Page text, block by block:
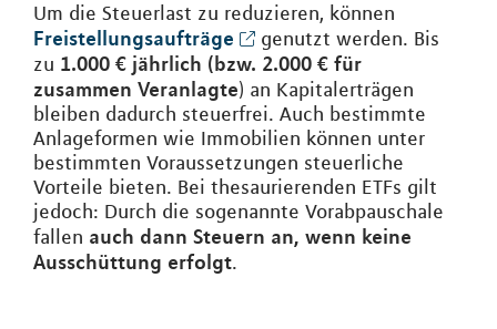
Um die Steuerlast zu reduzieren, können
Freistellungsaufträge
genutzt werden. Bis
zu 1.000 € jährlich (bzw. 2.000 € für
zusammen Veranlagte) an Kapitalerträgen
bleiben dadurch steuerfrei. Auch bestimmte
Anlageformen wie Immobilien können unter
bestimmten Voraussetzungen steuerliche
Vorteile bieten. Bei thesaurierenden ETFs gilt
jedoch: Durch die sogenannte Vorabpauschale
fallen auch dann Steuern an, wenn keine
Ausschüttung erfolgt.